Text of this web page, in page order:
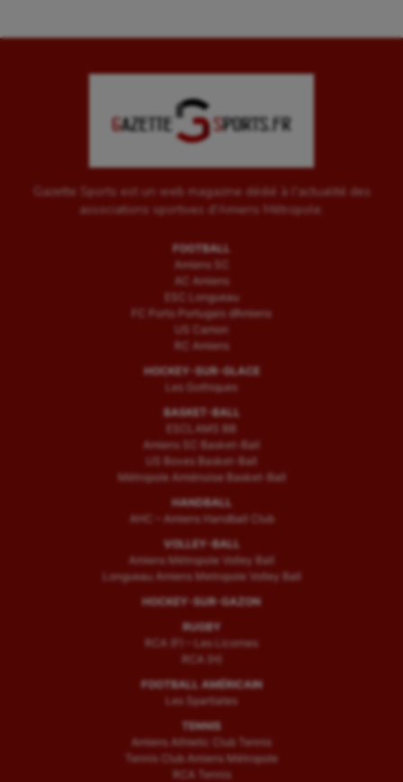
Gazette Sports est un web magazine dédié à l'actualité des
associations sportives d'Amiens Métropole.
FOOTBALL
Amiens SC
AC Amiens
ESC Longueau
FC Porto Portugais d’Amiens
US Camon
RC Amiens
HOCKEY-SUR-GLACE
Les Gothiques
BASKET-BALL
ESCLAMS BB
Amiens SC Basket-Ball
US Boves Basket-Ball
Métropole Amiénoise Basket-Ball
HANDBALL
AHC – Amiens Handball Club
VOLLEY-BALL
Amiens Métropole Volley Ball
Longueau Amiens Metropole Volley Ball
HOCKEY-SUR-GAZON
RUGBY
RCA (F) – Les Licornes
RCA (H)
FOOTBALL AMÉRICAIN
Les Spartiates
TENNIS
Amiens Athletic Club Tennis
Tennis Club Amiens Métropole
RCA Tennis